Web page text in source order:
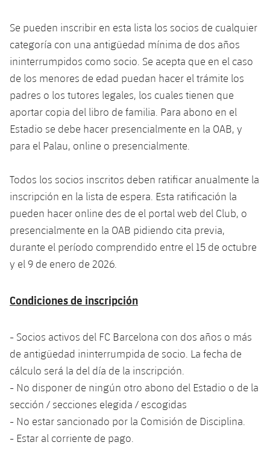
plusicon
más
Instalaciones
Palau Blaugrana
Barça Cafe
Ciutat Esportiva
La Masia
plusicon
más
Servicios
Accesibilidad
plusicon
más
SUB13
SUB11 A
SUB11 B
SUB10 A
SUB10 B
SUB9 A
SUB9 B
SUB8 A
SUB8 B
SUB13 B
SUB12 C
Entradas
Gameday Shows
Resultados
Clasificación
Jugadores
Fotos
Historia
Palmarés
Barça Atlètic
Junior
Cadete A
Cadete B
Infantil B
Mini
PLUSICON
MÁS
Primer Equipo
Actualidad
Calendario
Resultados
Clasificaciones
Jugadores
Palmarés
Barça Atlètic
plusicon
Actualidad
Resultados
Clasificaciones
Jugadores
Base
plusicon
más
Juvenil
Cadete A
PLUSICON
MÁS
Primer equipo
Actualidad
Calendario
Entradas
Clasificaciones
Jugadors
Palmarés
Barça Atlètic
Actualidad
Calendario
Jugadores
Clasificaciones
Base
Actualidad
Juvenil
Cadete
Infantil
Alevín
Campus Verano
PLUSICON
MÁS
Primer equipo
plusicon
más
Actualidad
Calendario
Barça Atlètic
plusicon
más
Base
plusicon
más
Se pueden inscribir en esta lista los socios de cualquier
categoría con una antigüedad mínima de dos años
ininterrumpidos como socio. Se acepta que en el caso
de los menores de edad puedan hacer el trámite los
padres o los tutores legales, los cuales tienen que
aportar copia del libro de familia. Para abono en el
Estadio se debe hacer presencialmente en la OAB, y
para el Palau, online o presencialmente.
Todos los socios inscritos deben ratificar anualmente la
inscripción en la lista de espera. Esta ratificación la
pueden hacer online des de el portal web del Club, o
presencialmente en la OAB pidiendo cita previa,
durante el período comprendido entre el 15 de octubre
y el 9 de enero de 2026.
Condiciones de inscripción
- Socios activos del FC Barcelona con dos años o más
de antigüedad ininterrumpida de socio. La fecha de
cálculo será la del día de la inscripción.
- No disponer de ningún otro abono del Estadio o de la
sección / secciones elegida / escogidas
- No estar sancionado por la Comisión de Disciplina.
- Estar al corriente de pago.